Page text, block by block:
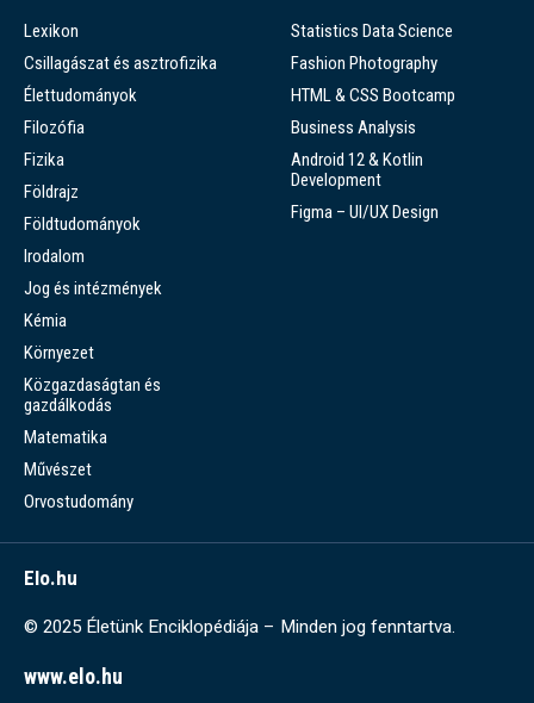
Lexikon
Csillagászat és asztrofizika
Élettudományok
Filozófia
Fizika
Földrajz
Földtudományok
Irodalom
Jog és intézmények
Kémia
Környezet
Közgazdaságtan és
gazdálkodás
Matematika
Művészet
Orvostudomány
Statistics Data Science
Fashion Photography
HTML & CSS Bootcamp
Business Analysis
Android 12 & Kotlin
Development
Figma – UI/UX Design
Elo.hu
© 2025 Életünk Enciklopédiája – Minden jog fenntartva.
www.elo.hu